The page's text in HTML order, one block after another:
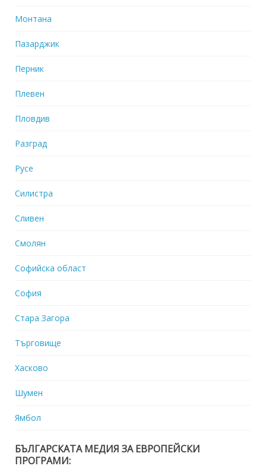
Монтана
Пазарджик
Перник
Плевен
Пловдив
Разград
Русе
Силистра
Сливен
Смолян
Софийска област
София
Стара Загора
Търговище
Хасково
Шумен
Ямбол
БЪЛГАРСКАТА МЕДИЯ ЗА ЕВРОПЕЙСКИ
ПРОГРАМИ: